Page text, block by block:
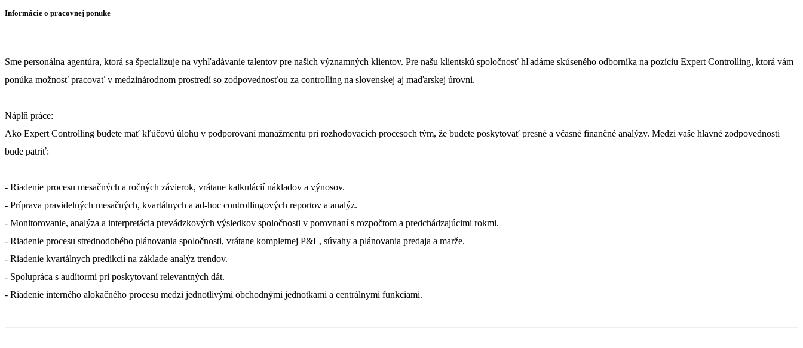
Informácie o pracovnej ponuke
Sme personálna agentúra, ktorá sa špecializuje na vyhľadávanie talentov pre našich významných klientov. Pre našu klientskú spoločnosť hľadáme skúseného odborníka na pozíciu Expert Controlling, ktorá vám
ponúka možnosť pracovať v medzinárodnom prostredí so zodpovednosťou za controlling na slovenskej aj maďarskej úrovni.
Náplň práce:
Ako Expert Controlling budete mať kľúčovú úlohu v podporovaní manažmentu pri rozhodovacích procesoch tým, že budete poskytovať presné a včasné finančné analýzy. Medzi vaše hlavné zodpovednosti
bude patriť:
- Riadenie procesu mesačných a ročných závierok, vrátane kalkulácií nákladov a výnosov.
- Príprava pravidelných mesačných, kvartálnych a ad-hoc controllingových reportov a analýz.
- Monitorovanie, analýza a interpretácia prevádzkových výsledkov spoločnosti v porovnaní s rozpočtom a predchádzajúcimi rokmi.
- Riadenie procesu strednodobého plánovania spoločnosti, vrátane kompletnej P&L, súvahy a plánovania predaja a marže.
- Riadenie kvartálnych predikcií na základe analýz trendov.
- Spolupráca s audítormi pri poskytovaní relevantných dát.
- Riadenie interného alokačného procesu medzi jednotlivými obchodnými jednotkami a centrálnymi funkciami.